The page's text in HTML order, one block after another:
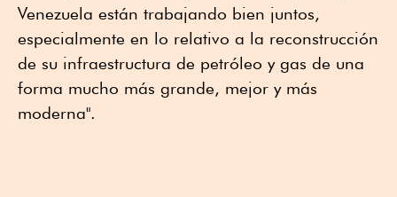
Venezuela están trabajando bien juntos,
especialmente en lo relativo a la reconstrucción
de su infraestructura de petróleo y gas de una
forma mucho más grande, mejor y más
moderna".